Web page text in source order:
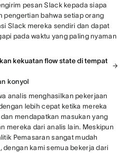
pesan Slack kepada siapa
pengertian bahwa setiap orang
Slack mereka sendiri dan dapat
pada waktu yang paling nyaman
kekuatan flow state di tempat
konyol
analis menghasilkan pekerjaan
lebih cepat ketika mereka
mendapatkan masukan yang
mereka dari analis lain. Meskipun
Pemasaran sangat mudah
dengan kami semua bekerja dari